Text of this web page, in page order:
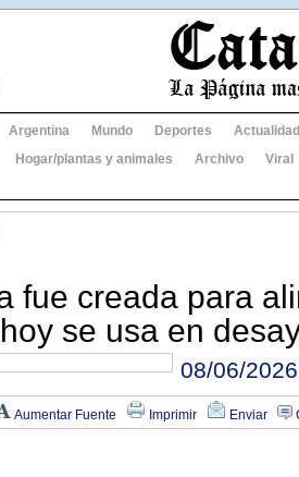
Argentina Mundo Deportes
Actualidad
Hogar/plantas y animales Archivo
Viral
fue creada para
se usa en
08/06/2026
Aumentar Fuente Imprimir Enviar